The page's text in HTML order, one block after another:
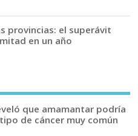
provincias: el superávit
en un año
que amamantar podría
de cáncer muy común